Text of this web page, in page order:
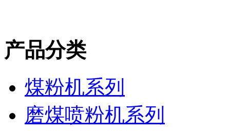
产品分类
煤粉机系列
磨煤喷粉机系列